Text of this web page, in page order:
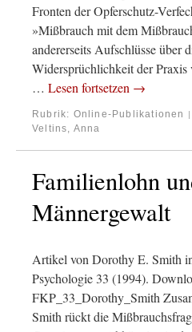
Fronten der Opferschutz-
»Mißbrauch mit dem
andererseits Aufschlüsse über
Widersprüchlichkeit der
… Lesen fortsetzen →
Rubrik: Online-Publikationen |
Veltins, Anna
Familienlohn
Männergewalt
Artikel von Dorothy E. Smith
Psychologie 33 (1994).
FKP_33_Dorothy_Smith
Smith rückt die